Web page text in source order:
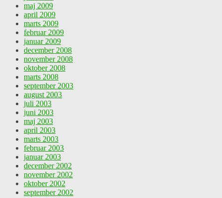
maj 2009
april 2009
marts 2009
februar 2009
januar 2009
december 2008
november 2008
oktober 2008
marts 2008
september 2003
august 2003
juli 2003
juni 2003
maj 2003
april 2003
marts 2003
februar 2003
januar 2003
december 2002
november 2002
oktober 2002
september 2002